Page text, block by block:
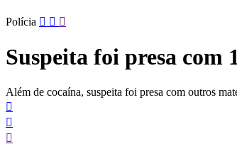
Pular
conteúdo
Polícia
Suspeita foi presa com
Além de cocaína, suspeita foi presa com outros